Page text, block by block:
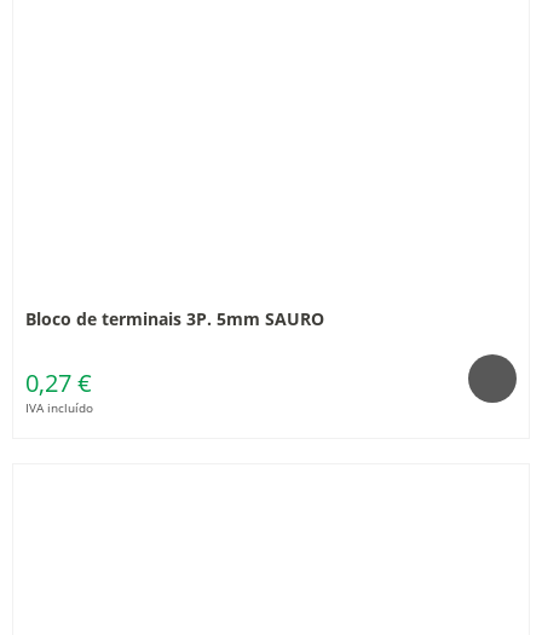
Bloco de terminais 3P. 5mm SAURO
0,27 €
IVA incluído